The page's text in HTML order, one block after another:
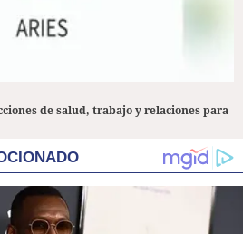
de salud, trabajo y relaciones para